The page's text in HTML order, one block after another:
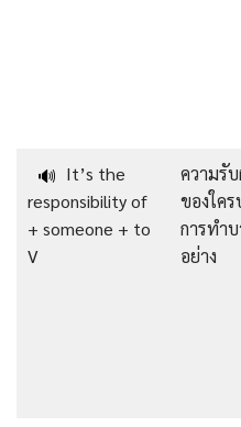
🔊 It’s the
responsibility of
+ someone + to
V
ความรั
ของใค
การทำบ
อย่าง